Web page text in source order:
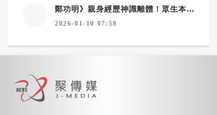
鄭功明》親身經歷神識離體！眾生本來是佛——宇宙真相在念佛中顯現6——夢境層層疊：心性本源，圓證常寂光
2026-01-10 07:58